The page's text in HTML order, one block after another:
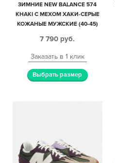
ЗИМНИЕ NEW BALANCE 574
KHAKI С МЕХОМ ХАКИ-СЕРЫЕ
КОЖАНЫЕ МУЖСКИЕ (40-45)
7 790 руб.
Заказать в 1 клик
Выбрать размер